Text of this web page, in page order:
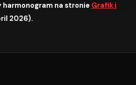
harmonogram na stronie Grafik i
2026).